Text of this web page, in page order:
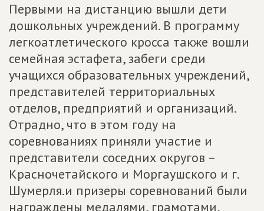
Первыми на дистанцию вышли дети
дошкольных учреждений. В программу
легкоатлетического кросса также вошли
семейная эстафета, забеги среди
учащихся образовательных учреждений,
представителей территориальных
отделов, предприятий и организаций.
Отрадно, что в этом году на
соревнованиях приняли участие и
представители соседних округов –
Красночетайского и Моргаушского и г.
Шумерля.и призеры соревнований были
награждены медалями, грамотами,